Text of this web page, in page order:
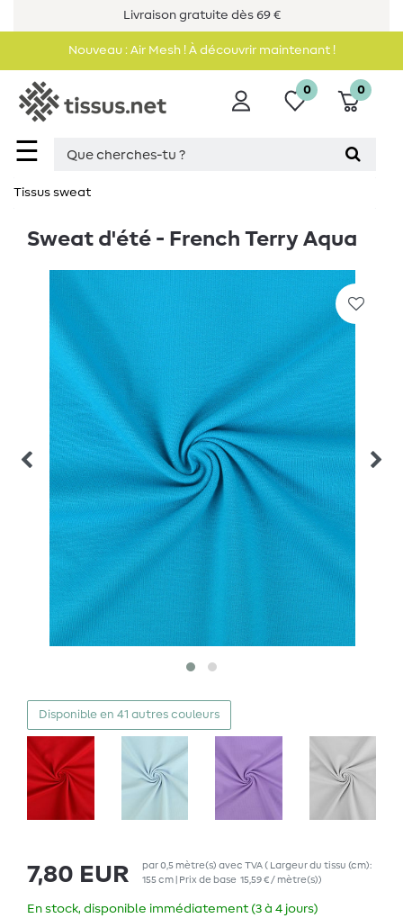
Livraison gratuite dès 69 €
Nouveau : Air Mesh ! À découvrir maintenant !
☰
0 0
Tissus sweat
Sweat d'été - French Terry Aqua
Disponible en 41 autres couleurs
7,80 EUR par0,5 mètre(s) avec TVA( Largeur du tissu (cm):
155 cm | Prix de base 15,59 € / mètre(s))
En stock, disponible immédiatement (3 à 4 jours)